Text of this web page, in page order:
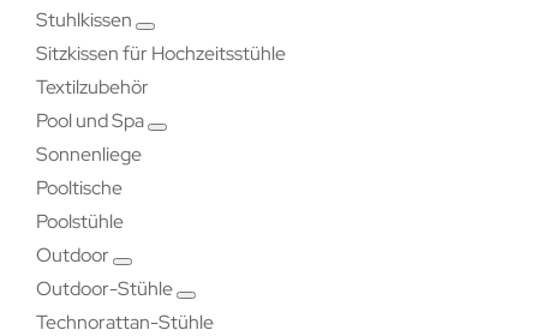
Stuhlkissen
Sitzkissen für Hochzeitsstühle
Textilzubehör
Pool und Spa
Sonnenliege
Pooltische
Poolstühle
Outdoor
Outdoor-Stühle
Technorattan-Stühle